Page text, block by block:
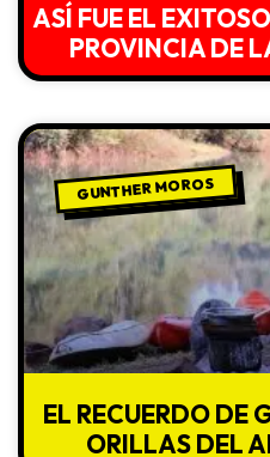
ASÍ FUE EL
PROVINCIA DE
GUNTHER MOROS
EL RECUERDO DE
ORILLAS DEL